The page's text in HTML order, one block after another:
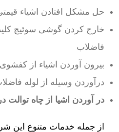
حل مشکل افتادن اشیاء
خارج کردن گوشی سوئیچ
فاضلاب
بیرون آوردن اشیاء از
درآوردن وسیله از لوله
در آوردن اشیا از چاه توالت
از جمله خدمات متنوع این